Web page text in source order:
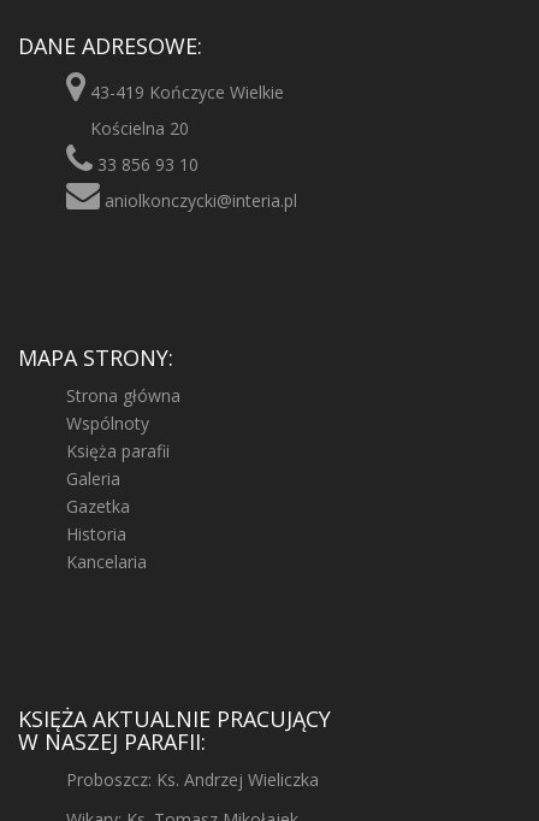
DANE ADRESOWE:
43-419 Kończyce Wielkie
Kościelna 20
33 856 93 10
aniolkonczycki@interia.pl
MAPA STRONY:
Strona główna
Wspólnoty
Księża parafii
Galeria
Gazetka
Historia
Kancelaria
KSIĘŻA AKTUALNIE PRACUJĄCY
W NASZEJ PARAFII:
Proboszcz: Ks. Andrzej Wieliczka